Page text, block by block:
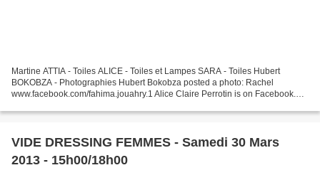
Martine ATTIA - Toiles ALICE - Toiles et Lampes SARA - Toiles Hubert
BOKOBZA - Photographies Hubert Bokobza posted a photo: Rachel
www.facebook.com/fahima.jouahry.1 Alice Claire Perrotin is on Facebook.
VIDE DRESSING FEMMES - Samedi 30 Mars
2013 - 15h00/18h00